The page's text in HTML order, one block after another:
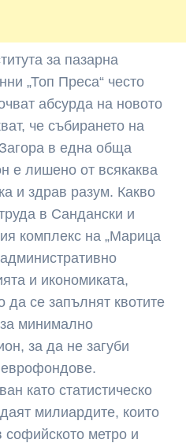
за пазарна
„Топ Преса“ често
абсурда на новото
че събирането на
в една обща
е лишено от всякаква
и здрав разум. Какво
в Сандански и
комплекс на „Марица
и икономиката,
да се запълнят квотите
минимално
за да не загуби
като статистическо
милиардите, които
софийското метро и